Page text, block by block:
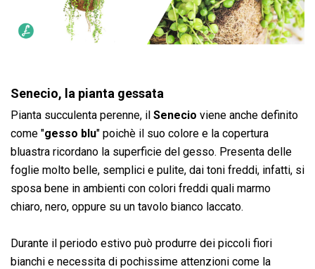
Senecio, la pianta gessata
Pianta succulenta perenne, il Senecio viene anche definito
come "gesso blu" poichè il suo colore e la copertura
bluastra ricordano la superficie del gesso. Presenta delle
foglie molto belle, semplici e pulite, dai toni freddi, infatti, si
sposa bene in ambienti con colori freddi quali marmo
chiaro, nero, oppure su un tavolo bianco laccato.
Durante il periodo estivo può produrre dei piccoli fiori
bianchi e necessita di pochissime attenzioni come la